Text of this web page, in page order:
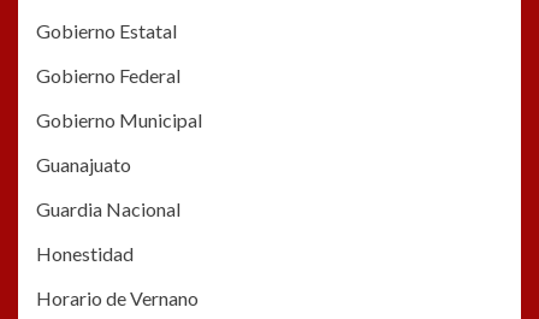
Gobierno Estatal
Gobierno Federal
Gobierno Municipal
Guanajuato
Guardia Nacional
Honestidad
Horario de Vernano